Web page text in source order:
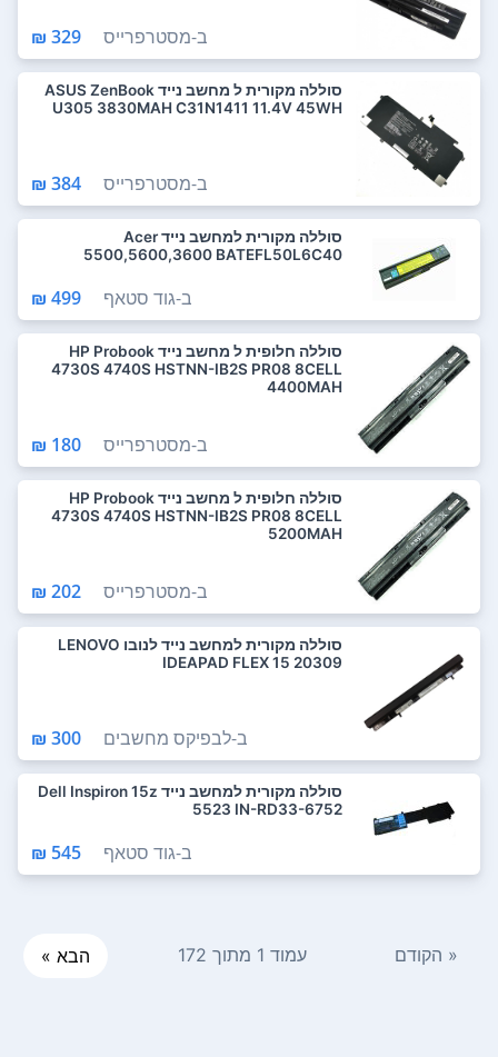
ב-מסטרפרייס 329 ₪
סוללה מקורית ל מחשב נייד ASUS ZenBook
U305 3830MAH C31N1411 11.4V 45WH
ב-מסטרפרייס 384 ₪
סוללה מקורית למחשב נייד Acer
5500,5600,3600 BATEFL50L6C40
ב-גוד סטאף 499 ₪
סוללה חלופית ל מחשב נייד HP Probook
4730S 4740S HSTNN-IB2S PR08 8CELL
4400MAH
ב-מסטרפרייס 180 ₪
סוללה חלופית ל מחשב נייד HP Probook
4730S 4740S HSTNN-IB2S PR08 8CELL
5200MAH
ב-מסטרפרייס 202 ₪
סוללה מקורית למחשב נייד לנובו LENOVO
IDEAPAD FLEX 15 20309
ב-לבפיקס מחשבים 300 ₪
סוללה מקורית למחשב נייד Dell Inspiron 15z
5523 IN-RD33-6752
ב-גוד סטאף 545 ₪
« הקודם עמוד 1 מתוך 172 הבא »